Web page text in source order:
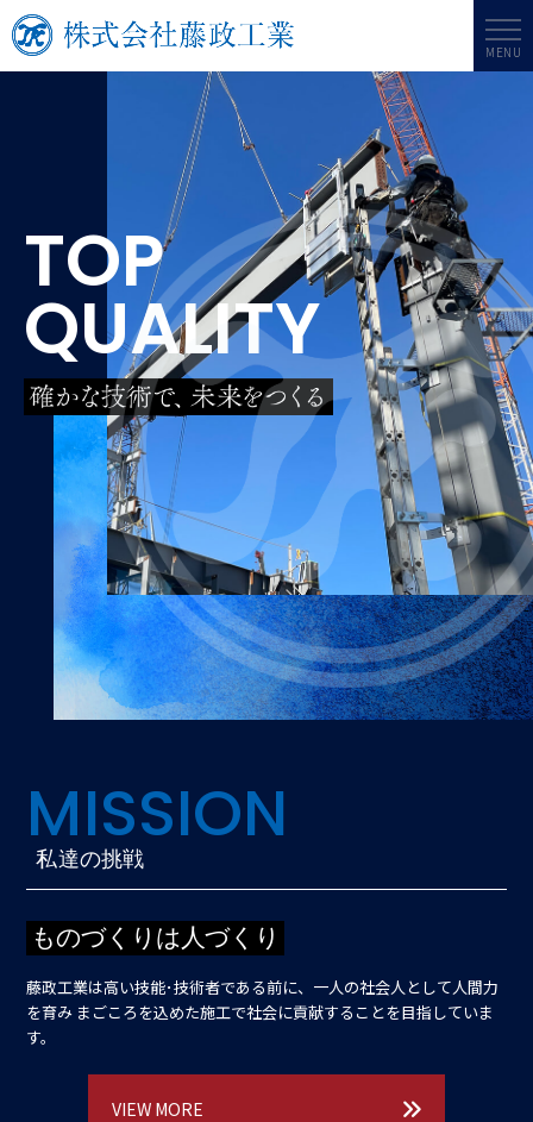
MENU
TOP
QUALITY
MISSION
私達の挑戦
ものづくりは人づくり
藤政工業は高い技能･技術者である前に、一人の社会人として人間力
を育み まごころを込めた施工で社会に貢献することを目指していま
す。
VIEW MORE